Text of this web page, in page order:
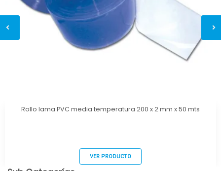
Rollo lama PVC media temperatura 200 x 2 mm x 50 mts
VER PRODUCTO